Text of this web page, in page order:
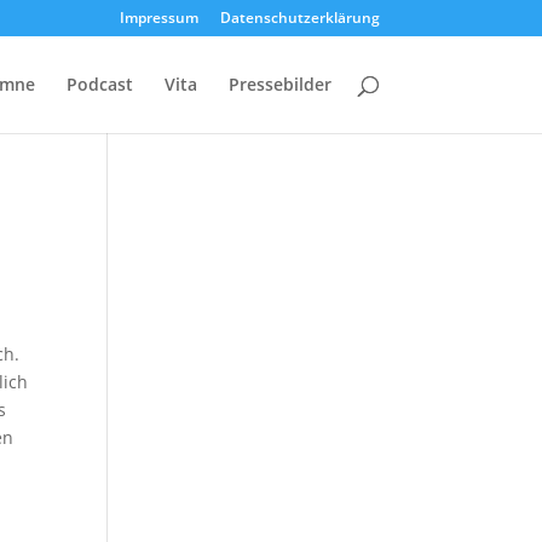
Impressum Datenschutzerklärung
Podcast Vita Pressebilder